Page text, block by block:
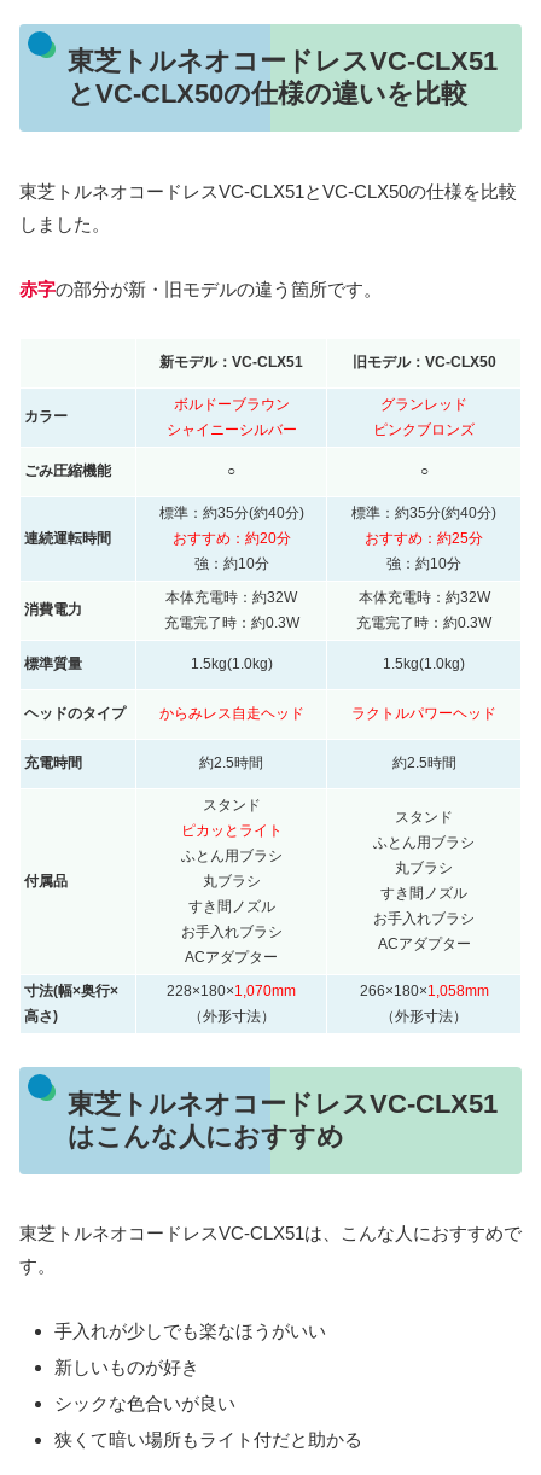
東芝トルネオコードレスVC-CLX51
とVC-CLX50の仕様の違いを比較
東芝トルネオコードレスVC-CLX51とVC-CLX50の仕様を比較
しました。
赤字の部分が新・旧モデルの違う箇所です。
新モデル：VC-CLX51 旧モデル：VC-CLX50
カラー
ボルドーブラウン
シャイニーシルバー
グランレッド
ピンクブロンズ
ごみ圧縮機能 ○ ○
連続運転時間
標準：約35分(約40分)
おすすめ：約20分
強：約10分
標準：約35分(約40分)
おすすめ：約25分
強：約10分
消費電力
本体充電時：約32W
充電完了時：約0.3W
本体充電時：約32W
充電完了時：約0.3W
標準質量 1.5kg(1.0kg) 1.5kg(1.0kg)
ヘッドのタイプ からみレス自走ヘッド ラクトルパワーヘッド
充電時間 約2.5時間 約2.5時間
付属品
スタンド
ピカッとライト
ふとん用ブラシ
丸ブラシ
すき間ノズル
お手入れブラシ
ACアダプター
スタンド
ふとん用ブラシ
丸ブラシ
すき間ノズル
お手入れブラシ
ACアダプター
寸法(幅×奥行×
高さ)
228×180×1,070mm
（外形寸法）
266×180×1,058mm
（外形寸法）
東芝トルネオコードレスVC-CLX51
はこんな人におすすめ
東芝トルネオコードレスVC-CLX51は、こんな人におすすめで
す。
手入れが少しでも楽なほうがいい
新しいものが好き
シックな色合いが良い
狭くて暗い場所もライト付だと助かる